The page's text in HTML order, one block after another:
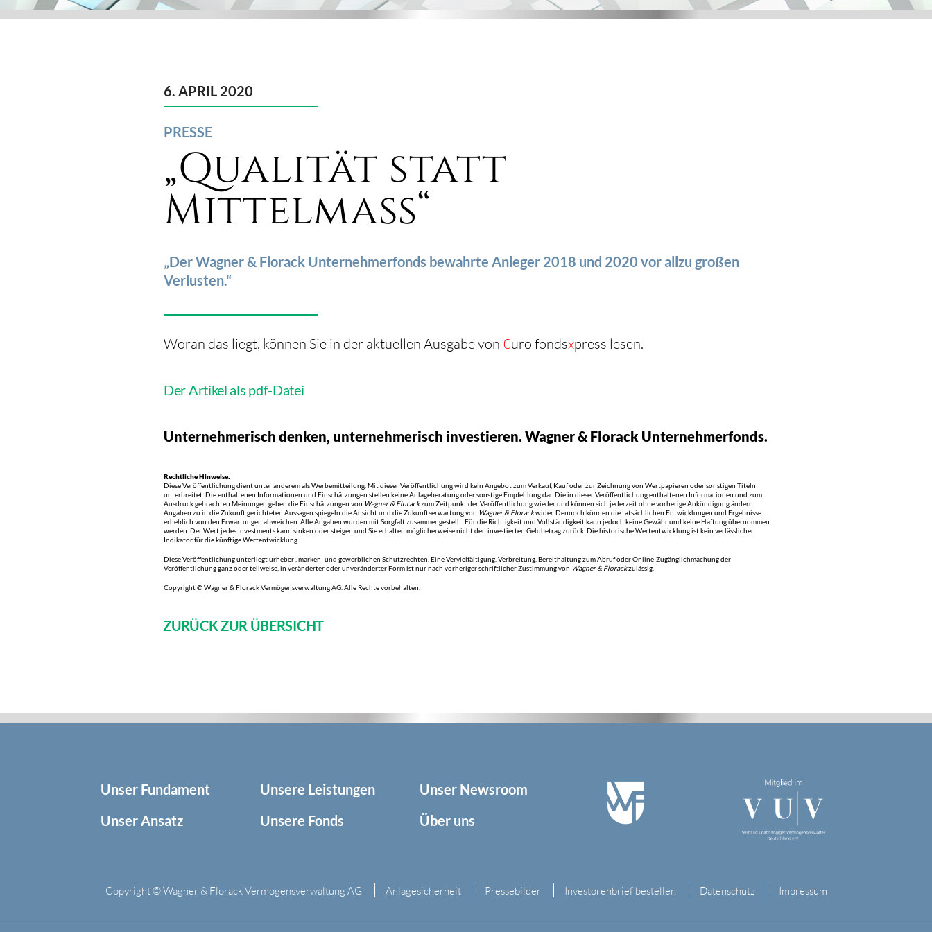
6. APRIL 2020
PRESSE
„Qualität statt
Mittelmaß“
„Der Wagner & Florack Unternehmerfonds bewahrte Anleger 2018 und 2020 vor allzu großen
Verlusten.“
Woran das liegt, können Sie in der aktuellen Ausgabe von €uro fondsxpress lesen.
Der Artikel als pdf-Datei
Unternehmerisch denken, unternehmerisch investieren. Wagner & Florack Unternehmerfonds.
Rechtliche Hinweise:
Diese Veröffentlichung dient unter anderem als Werbemitteilung. Mit dieser Veröffentlichung wird kein Angebot zum Verkauf, Kauf oder zur Zeichnung von Wertpapieren oder sonstigen Titeln
unterbreitet. Die enthaltenen Informationen und Einschätzungen stellen keine Anlageberatung oder sonstige Empfehlung dar. Die in dieser Veröffentlichung enthaltenen Informationen und zum
Ausdruck gebrachten Meinungen geben die Einschätzungen von Wagner & Florackzum Zeitpunkt der Veröffentlichung wieder und können sich jederzeit ohne vorherige Ankündigung ändern.
Angaben zu in die Zukunft gerichteten Aussagen spiegeln die Ansicht und die Zukunftserwartung von Wagner & Florackwider. Dennoch können die tatsächlichen Entwicklungen und Ergebnisse
erheblich von den Erwartungen abweichen. Alle Angaben wurden mit Sorgfalt zusammengestellt. Für die Richtigkeit und Vollständigkeit kann jedoch keine Gewähr und keine Haftung übernommen
werden. Der Wert jedes Investments kann sinken oder steigen und Sie erhalten möglicherweise nicht den investierten Geldbetrag zurück. Die historische Wertentwicklung ist kein verlässlicher
Indikator für die künftige Wertentwicklung.
Diese Veröffentlichung unterliegt urheber-, marken- und gewerblichen Schutzrechten. Eine Vervielfältigung, Verbreitung, Bereithaltung zum Abruf oder Online-Zugänglichmachung der
Veröffentlichung ganz oder teilweise, in veränderter oder unveränderter Form ist nur nach vorheriger schriftlicher Zustimmung von Wagner & Florackzulässig.
Copyright © Wagner & Florack Vermögensverwaltung AG. Alle Rechte vorbehalten.
ZURÜCK ZUR ÜBERSICHT
Unser Fundament
Unser Ansatz
Unsere Leistungen
Unsere Fonds
Unser Newsroom
Über uns
Copyright © Wagner & Florack Vermögensverwaltung AG Anlagesicherheit Pressebilder Investorenbrief bestellen Datenschutz Impressum